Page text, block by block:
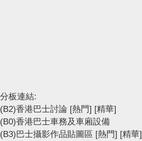
分板連結:
(B2)香港巴士討論 [熱門] [精華]
(B0)香港巴士車務及車廂設備
(B3)巴士攝影作品貼圖區 [熱門] [精華]